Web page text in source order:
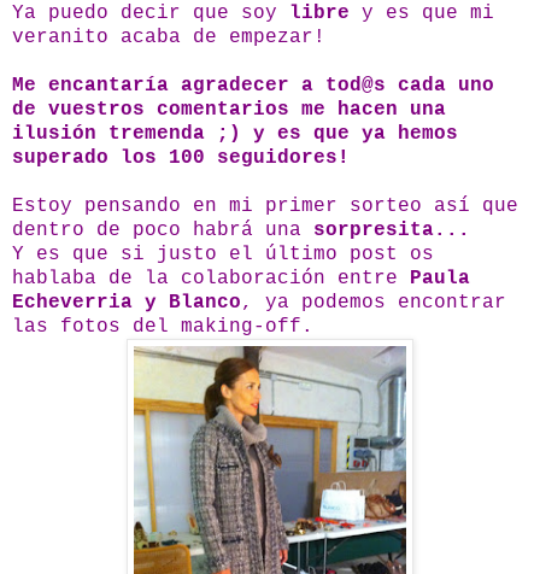
Ya puedo decir que soy libre y es que mi
veranito acaba de empezar!
Me encantaría agradecer a tod@s cada uno
de vuestros comentarios me hacen una
ilusión tremenda ;) y es que ya hemos
superado los 100 seguidores!
Estoy pensando en mi primer sorteo así que
dentro de poco habrá una sorpresita...
Y es que si justo el último post os
hablaba de la colaboración entre Paula
Echeverria y Blanco, ya podemos encontrar
las fotos del making-off.